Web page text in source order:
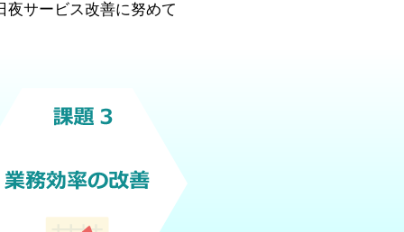
サービス改善に努めて